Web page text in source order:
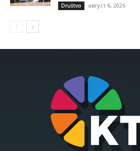
Društvo август 6, 2026